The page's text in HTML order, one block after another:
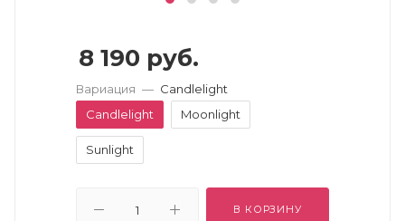
8 190 руб.
Вариация — Candlelight
Candlelight
Moonlight
Sunlight
В КОРЗИНУ